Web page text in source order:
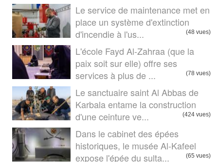
Le service de maintenance met en
place un système d'extinction
d'incendie à l'us...
(48 vues)
L'école Fayd Al-Zahraa (que la
paix soit sur elle) offre ses
services à plus de ...
(78 vues)
Le sanctuaire saint Al Abbas de
Karbala entame la construction
d'une ceinture ve...
(424 vues)
Dans le cabinet des épées
historiques, le musée Al-Kafeel
expose l'épée du sulta...
(65 vues)